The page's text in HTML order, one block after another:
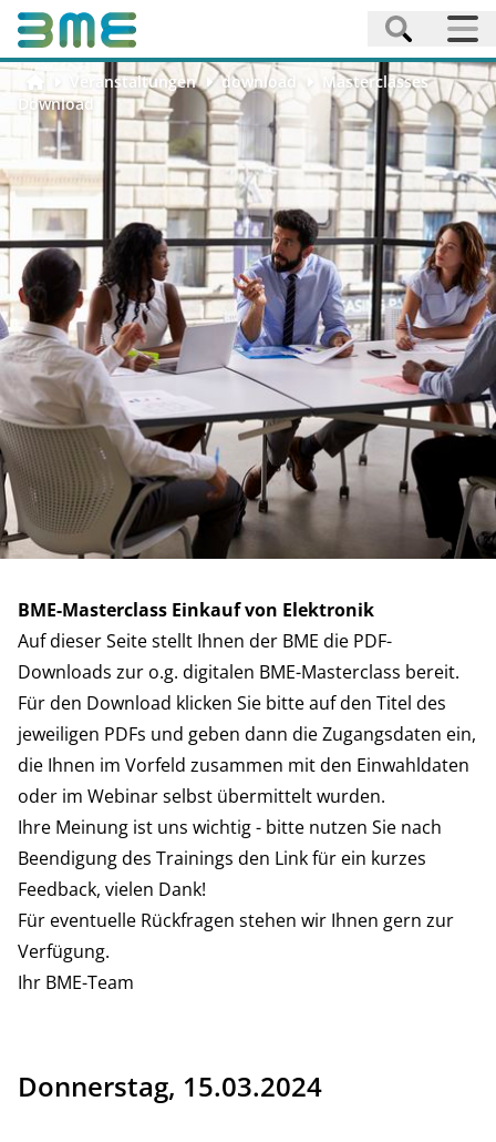
Veranstaltungen download
Masterclasses
Download
BME-Masterclass Einkauf von Elektronik
Auf dieser Seite stellt Ihnen der BME die PDF-
Downloads zur o.g. digitalen BME-Masterclass bereit.
Für den Download klicken Sie bitte auf den Titel des
jeweiligen PDFs und geben dann die Zugangsdaten ein,
die Ihnen im Vorfeld zusammen mit den Einwahldaten
oder im Webinar selbst übermittelt wurden.
Ihre Meinung ist uns wichtig - bitte nutzen Sie nach
Beendigung des Trainings den Link für ein kurzes
Feedback, vielen Dank!
Für eventuelle Rückfragen stehen wir Ihnen gern zur
Verfügung.
Ihr BME-Team
Donnerstag, 15.03.2024